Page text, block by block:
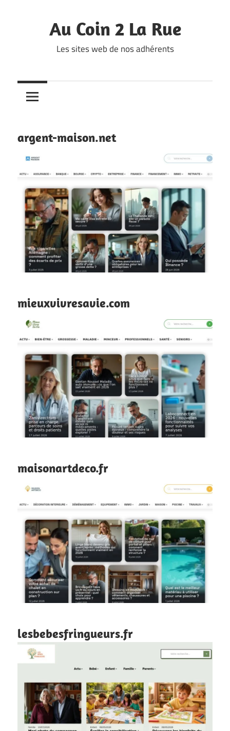
Au Coin 2 La Rue
Les sites web de nos adhérents
argent-maison.net
mieuxvivresavie.com
maisonartdeco.fr
lesbebesfringueurs.fr